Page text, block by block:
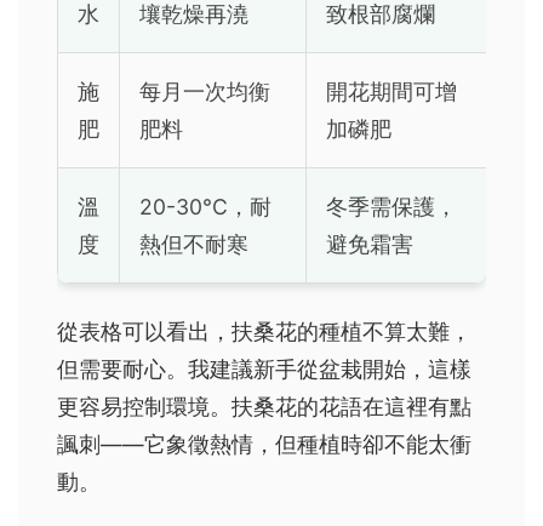
水
壤乾燥再澆
致根部腐爛
施
肥
每月一次均衡
肥料
開花期間可增
加磷肥
溫
度
20-30°C，耐
熱但不耐寒
冬季需保護，
避免霜害
從表格可以看出，扶桑花的種植不算太難，
但需要耐心。我建議新手從盆栽開始，這樣
更容易控制環境。扶桑花的花語在這裡有點
諷刺——它象徵熱情，但種植時卻不能太衝
動。